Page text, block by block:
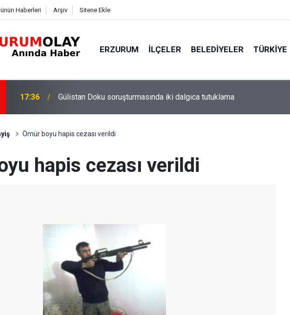
Haberleri Arşiv Sitene Ekle
ERZURUM İLÇELER BELEDIYELER TÜRKIYE
12:29
Ömür boyu hapis cezası verildi
hapis cezası verildi